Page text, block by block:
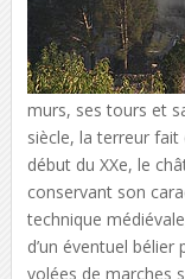
murs, ses tours et
siècle, la terreur fait
début du XXe, le
conservant son
technique
d’un éventuel
volées de marches